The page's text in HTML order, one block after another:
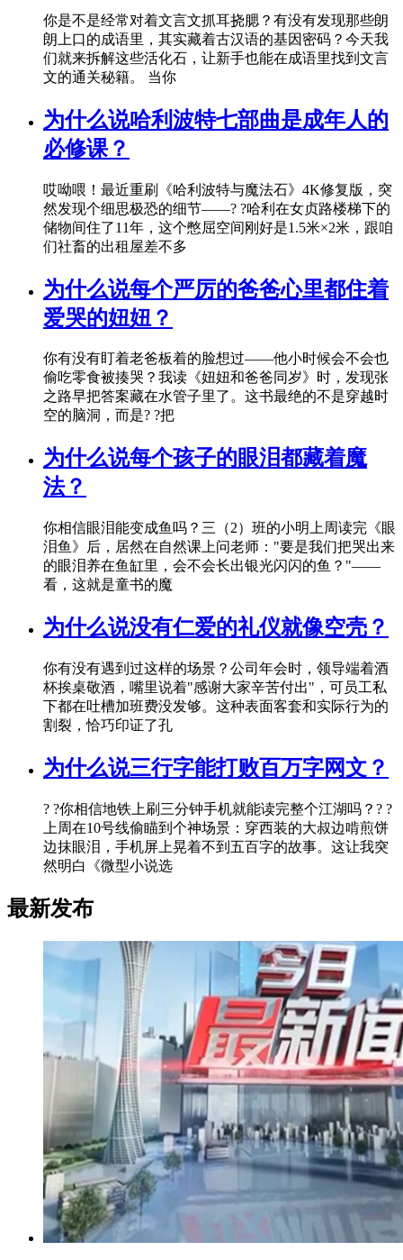
你是不是经常对着文言文抓耳挠腮？有没有发现那些朗
朗上口的成语里，其实藏着古汉语的基因密码？今天我
们就来拆解这些活化石，让新手也能在成语里找到文言
文的通关秘籍。 当你
为什么说哈利波特七部曲是成年人的
必修课？
哎呦喂！最近重刷《哈利波特与魔法石》4K修复版，突
然发现个细思极恐的细节——? ?哈利在女贞路楼梯下的
储物间住了11年，这个憋屈空间刚好是1.5米×2米，跟咱
们社畜的出租屋差不多
为什么说每个严厉的爸爸心里都住着
爱哭的妞妞？
你有没有盯着老爸板着的脸想过——他小时候会不会也
偷吃零食被揍哭？我读《妞妞和爸爸同岁》时，发现张
之路早把答案藏在水管子里了。这书最绝的不是穿越时
空的脑洞，而是? ?把
为什么说每个孩子的眼泪都藏着魔
法？
你相信眼泪能变成鱼吗？三（2）班的小明上周读完《眼
泪鱼》后，居然在自然课上问老师："要是我们把哭出来
的眼泪养在鱼缸里，会不会长出银光闪闪的鱼？"——
看，这就是童书的魔
为什么说没有仁爱的礼仪就像空壳？
你有没有遇到过这样的场景？公司年会时，领导端着酒
杯挨桌敬酒，嘴里说着"感谢大家辛苦付出"，可员工私
下都在吐槽加班费没发够。这种表面客套和实际行为的
割裂，恰巧印证了孔
为什么说三行字能打败百万字网文？
? ?你相信地铁上刷三分钟手机就能读完整个江湖吗？? ?
上周在10号线偷瞄到个神场景：穿西装的大叔边啃煎饼
边抹眼泪，手机屏上晃着不到五百字的故事。这让我突
然明白《微型小说选
最新发布